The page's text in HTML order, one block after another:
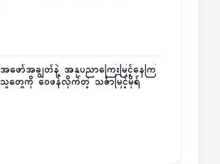
အဖော်အချွတ်နဲ့ အနုပညာကြေးမြင့်နေကြ
သူတွေကို ဝေဖန်လိုက်တဲ့ သင်္ဇာမြင့်မိုရ်